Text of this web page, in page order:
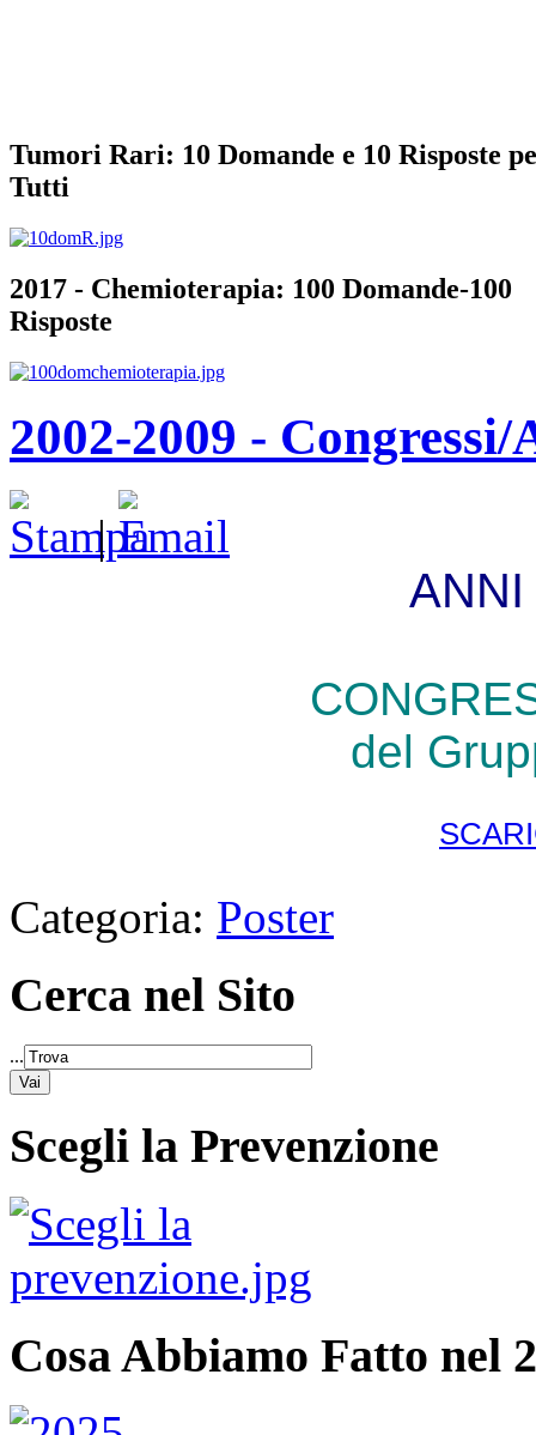
Tumori Rari: 10 Domande e 10 Risposte
Tutti
2017 - Chemioterapia: 100 Domande-100
Risposte
2002-2009 -
|
ANNI
del
Categoria: Poster
Cerca nel Sito
...
Scegli la Prevenzione
Cosa Abbiamo Fatto nel